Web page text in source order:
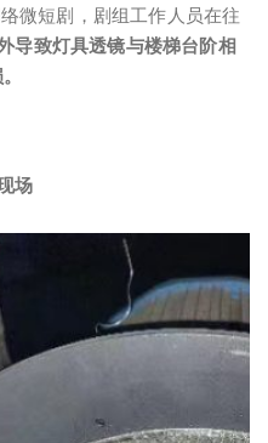
微短剧，剧组工作人员在往
导致灯具透镜与楼梯台阶相
。
场